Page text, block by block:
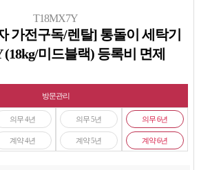
T18MX7Y
가전구독/렌탈] 통돌이 세탁기
(18kg/미드블랙) 등록비 면제
방문관리
의무 4년
계약 4년
의무 5년
계약 5년
의무 6년
계약 6년